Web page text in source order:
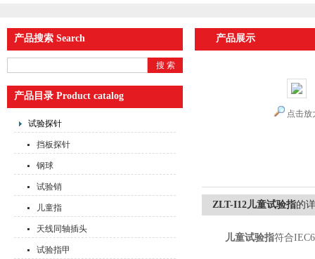
产品搜索 Search
产品目录 Product catalog
试验探针
挡板探针
钢球
试验销
儿童指
天线同轴插头
试验指甲
产品展示
点击放
ZLT-I12儿童试验指的
儿童试验指符合